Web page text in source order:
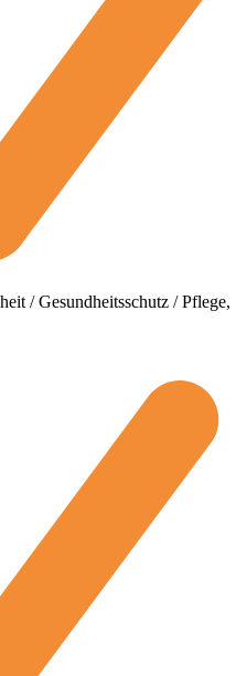
/ Gesundheitsschutz / Pflege,